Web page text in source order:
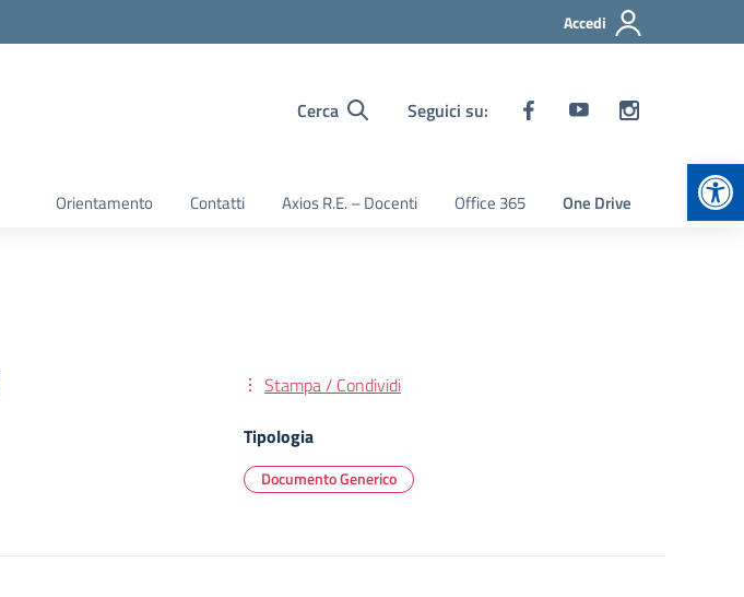
Accedi
Cerca Seguici su:
Orientamento Contatti Axios R.E. – Docenti Office 365 One Drive
Stampa / Condividi
Tipologia
Documento Generico